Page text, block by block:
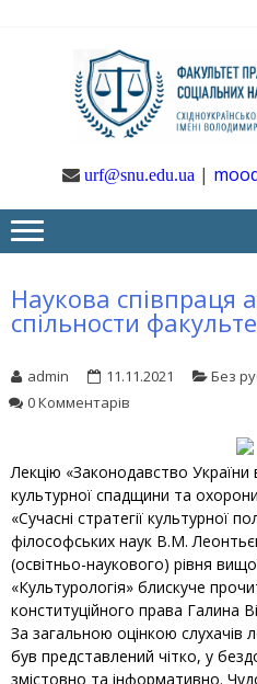
navigation
urf@snu.edu.ua |
Наукова співпраця
спільности
admin 11.11.2021
Без
0 Комментарів
Лекцію «Законодавство України
культурної спадщини та
«Сучасні стратегії культурної
філософських наук В.М.
(освітньо-наукового) рівня
«Культурологія» блискуче
конституційного права Галина
За загальною оцінкою слухачів
був представлений чітко, у
змістовно та інформативно.